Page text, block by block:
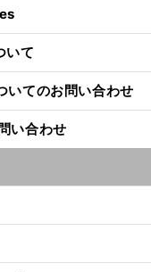
て
てのお問い合わせ
い合わせ